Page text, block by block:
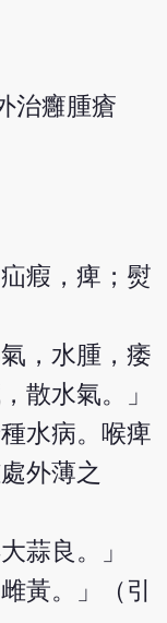
治癰腫瘡
瘕，痺；熨
，水腫，痿
散水氣。」
水病。喉痺
外薄之
蒜良。」
黃。」（引